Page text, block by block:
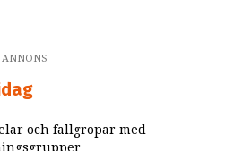
ANNONS
och fallgropar med